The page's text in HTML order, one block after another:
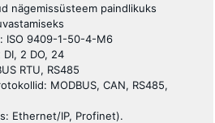
nägemissüsteem paindlikuks
ISO 9409-1-50-4-M6
2 DO, 24
RTU, RS485
MODBUS, CAN, RS485,
Ethernet/IP, Profinet).